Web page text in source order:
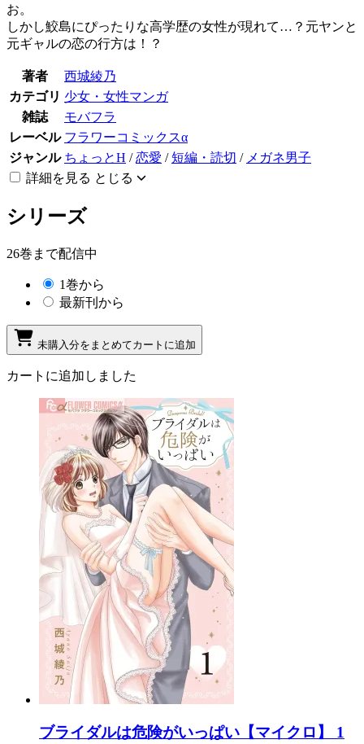
お。
しかし鮫島にぴったりな高学歴の女性が現れて…？元ヤンと
元ギャルの恋の行方は！？
著者
西城綾乃
カテゴリ 少女・女性マンガ
雑誌
モバフラ
レーベル フラワーコミックスα
ジャンル ちょっとH /恋愛 /短編・読切 / メガネ男子
詳細を見る とじる
シリーズ
26巻まで配信中
1巻から
最新刊から
未購入分をまとめてカートに追加
カートに追加しました
ブライダルは危険がいっぱい【マイクロ】 1